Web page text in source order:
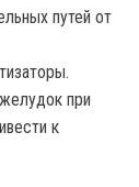
путей от
при
к